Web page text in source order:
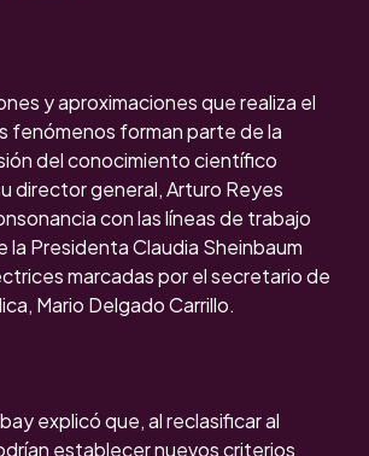
y aproximaciones que realiza el
fenómenos forman parte de la
del conocimiento científico
director general, Arturo Reyes
con las líneas de trabajo
la Presidenta Claudia Sheinbaum
marcadas por el secretario de
Mario Delgado Carrillo.
explicó que, al reclasificar al
establecer nuevos criterios